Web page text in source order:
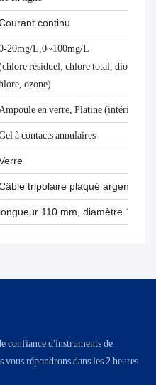
continu
20mg/L,0~100mg/L
résiduel, chlore total, dioxyde
ozone)
en verre, Platine (intérieur)
à contacts annulaires
tripolaire plaqué argent de
longueur 110 mm, diamètre 12 mm
confiance d'instruments de
répondrons dans les 2 heures